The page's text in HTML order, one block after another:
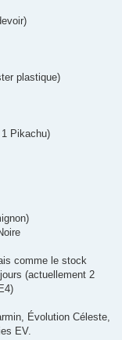
plastique)
Pikachu)
comme le stock
(actuellement 2
Évolution Céleste,
EV.